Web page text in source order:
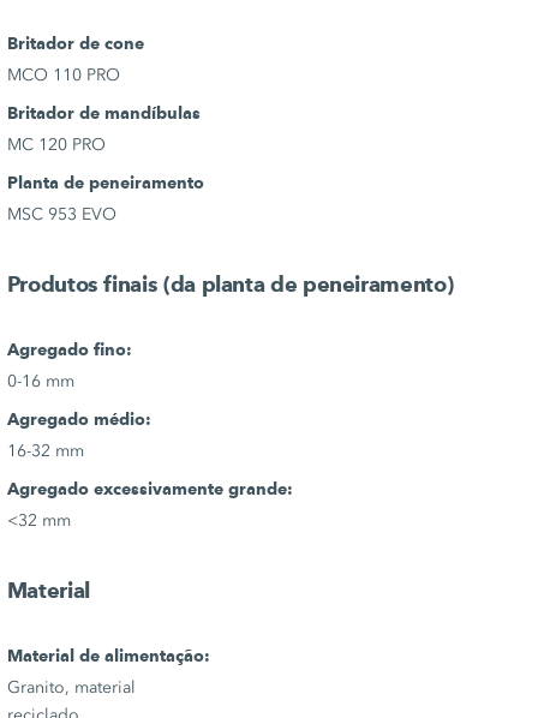
Britador de cone
MCO 110 PRO
Britador de mandíbulas
MC 120 PRO
Planta de peneiramento
MSC 953 EVO
Produtos finais (da planta de peneiramento)
Agregado fino:
0-16 mm
Agregado médio:
16-32 mm
Agregado excessivamente grande:
<32 mm
Material
Material de alimentação:
Granito, material